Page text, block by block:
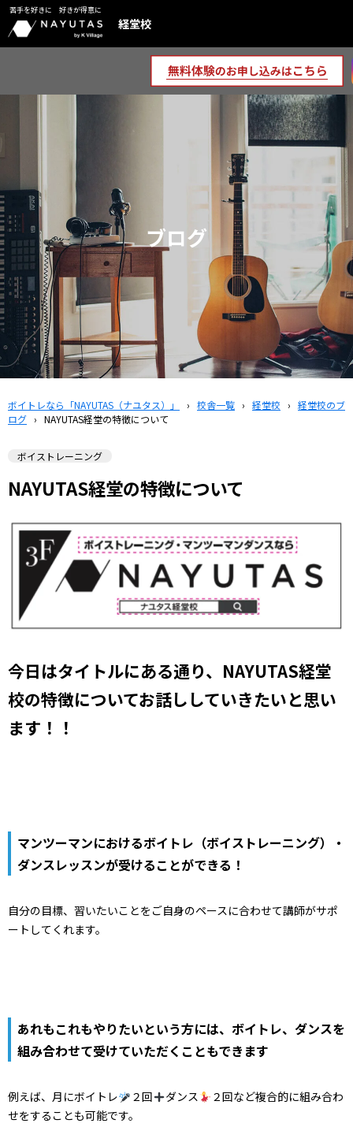
苦手を好きに 好きが得意に
経堂校
ブログ
ボイトレなら「NAYUTAS（ナユタス）」 › 校舎一覧 › 経堂校 › 経堂校のブ
ログ › NAYUTAS経堂の特徴について
ボイストレーニング
NAYUTAS経堂の特徴について
今日はタイトルにある通り、NAYUTAS経堂
校の特徴についてお話ししていきたいと思い
ます！！
マンツーマンにおけるボイトレ（ボイストレーニング）・
ダンスレッスンが受けることができる！
自分の目標、習いたいことをご自身のペースに合わせて講師がサポ
ートしてくれます。
あれもこれもやりたいという方には、ボイトレ、ダンスを
組み合わせて受けていただくこともできます
例えば、月にボイトレ ２回 ダンス
２回など複合的に組み合わ
せをすることも可能です。